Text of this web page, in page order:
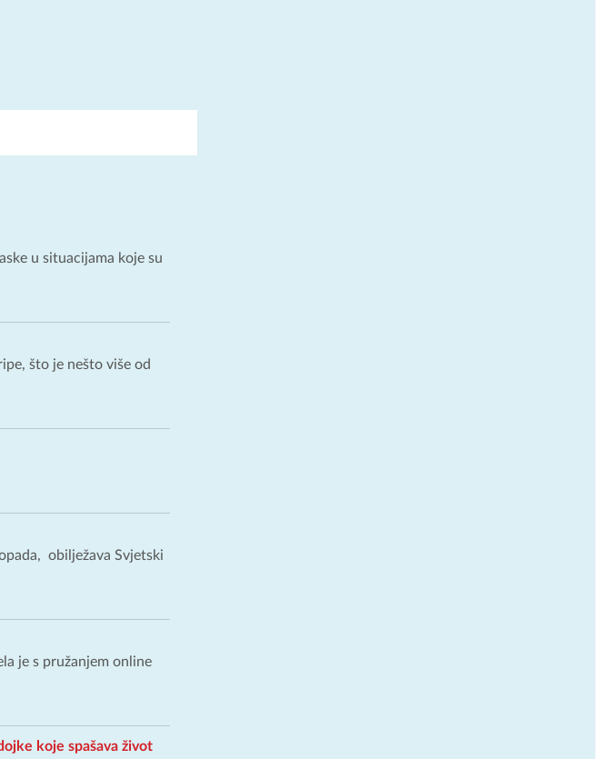
u situacijama koje su
što je nešto više od
obilježava Svjetski
je s pružanjem online
koje spašava život